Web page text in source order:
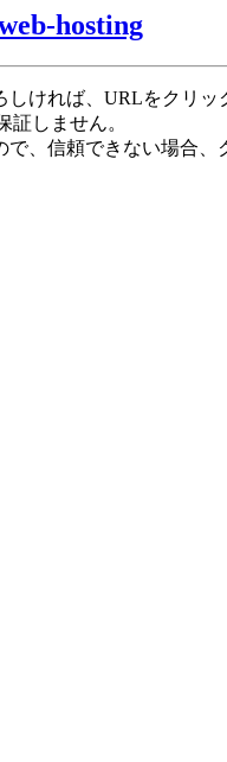
hosting
しければ、URLをクリ
証しません。
、信頼できない場合、